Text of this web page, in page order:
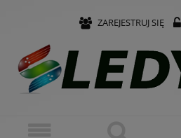
ZAREJESTRUJ SIĘ